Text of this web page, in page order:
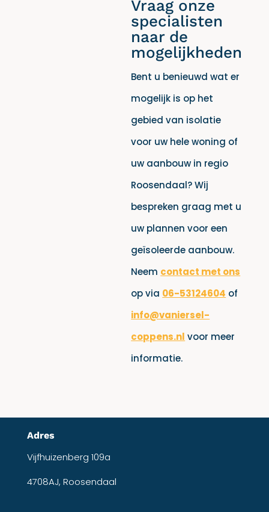
Vraag onze
specialisten
naar de
mogelijkheden
Bent u benieuwd wat er
mogelijk is op het
gebied van isolatie
voor uw hele woning of
uw aanbouw in regio
Roosendaal? Wij
bespreken graag met u
uw plannen voor een
geïsoleerde aanbouw.
Neem contact met ons
op via 06-53124604 of
info@vaniersel-
coppens.nl voor meer
informatie.
Adres
Vijfhuizenberg 109a
4708AJ, Roosendaal